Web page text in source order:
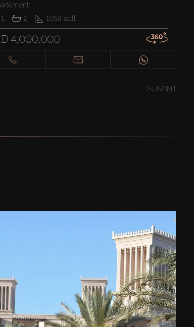
1
2 1058 sq.ft
4,000,000
SUIVANT